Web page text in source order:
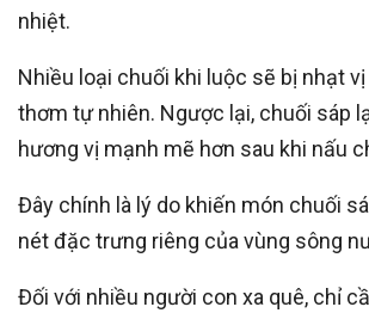
nhiệt.
Nhiều loại chuối khi luộc sẽ bị nhạt
thơm tự nhiên. Ngược lại, chuối sáp
hương vị mạnh mẽ hơn sau khi nấu
Đây chính là lý do khiến món chuối
nét đặc trưng riêng của vùng sông
Đối với nhiều người con xa quê, chỉ